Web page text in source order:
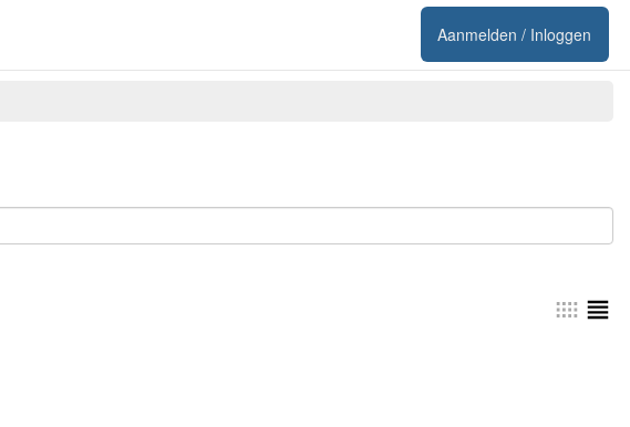
Aanmelden / Inloggen